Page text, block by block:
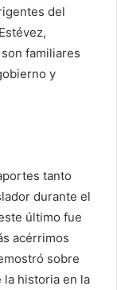
del
familiares
y
tanto
durante el
último fue
acérrimos
sobre
historia en la